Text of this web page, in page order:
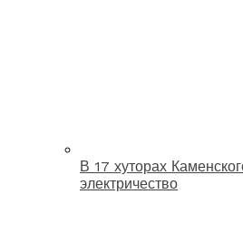
В 17 хуторах
электричество